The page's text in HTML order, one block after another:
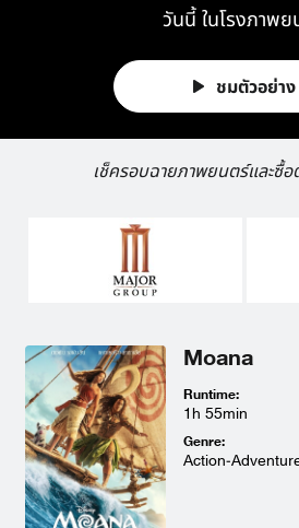
วันนี้ ในโรงภาพ
ชมตัวอย่าง
เช็ครอบฉายภาพยนตร์และซื้
Moana
Runtime:
1h 55min
Genre:
Action-